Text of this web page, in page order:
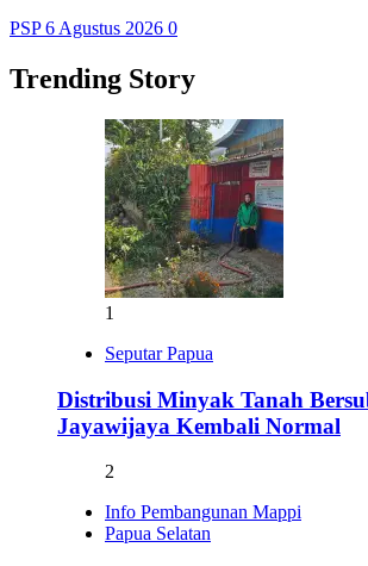
PSP6 Agustus 2026 0
Trending Story
1
Seputar Papua
Distribusi Minyak Tanah
Jayawijaya Kembali Normal
2
Info Pembangunan Mappi
Papua Selatan